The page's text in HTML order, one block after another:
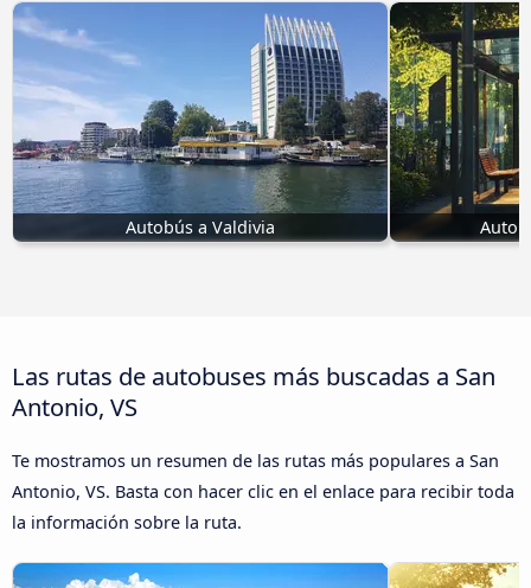
Autobús a Valdivia
Las rutas de autobuses más buscadas a San
Antonio, VS
Te mostramos un resumen de las rutas más populares a San
Antonio, VS. Basta con hacer clic en el enlace para recibir toda
la información sobre la ruta.